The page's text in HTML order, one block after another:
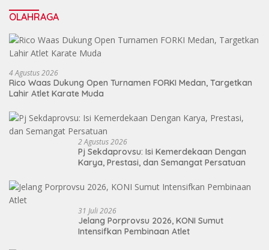
OLAHRAGA
4 Agustus 2026
Rico Waas Dukung Open Turnamen FORKI Medan, Targetkan
Lahir Atlet Karate Muda
2 Agustus 2026
Pj Sekdaprovsu: Isi Kemerdekaan Dengan
Karya, Prestasi, dan Semangat Persatuan
31 Juli 2026
Jelang Porprovsu 2026, KONI Sumut
Intensifkan Pembinaan Atlet